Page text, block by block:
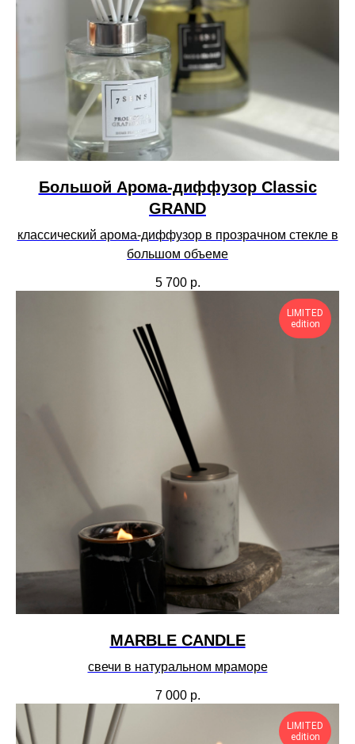
Большой Арома-диффузор Сlassic
GRAND
классический арома-диффузор в прозрачном стекле в
большом объеме
5 700 р.
LIMITED
edition
MARBLE CANDLE
свечи в натуральном мраморе
7 000 р.
LIMITED
edition